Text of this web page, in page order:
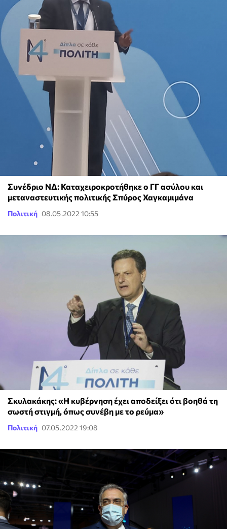
Συνέδριο ΝΔ: Καταχειροκροτήθηκε ο ΓΓ ασύλου και
μεταναστευτικής πολιτικής Σπύρος Χαγκαμιμάνα
Πολιτική 08.05.2022 10:55
Σκυλακάκης: «Η κυβέρνηση έχει αποδείξει ότι βοηθά τη
σωστή στιγμή, όπως συνέβη με το ρεύμα»
Πολιτική 07.05.2022 19:08